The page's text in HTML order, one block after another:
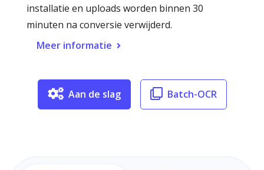
installatie en uploads worden binnen 30
minuten na conversie verwijderd.
Meer informatie
Aan de slag Batch-OCR